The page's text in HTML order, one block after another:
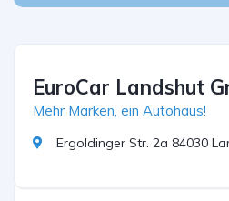
EuroCar Landshut
Mehr Marken, ein Autohaus!
Ergoldinger Str. 2a 84030